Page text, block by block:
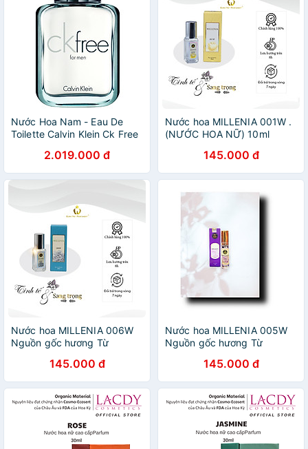
Nước Hoa Nam - Eau De
Toilette Calvin Klein Ck Free
2.019.000 đ
Nước hoa MILLENIA 001W .
(NƯỚC HOA NỮ) 10ml
145.000 đ
Nước hoa MILLENIA 006W
Nguồn gốc hương Từ
NỮ)10ml145.000 đ
Nước hoa MILLENIA 005W
Nguồn gốc hương Từ
HOA NỮ) 10ml145.000 đ